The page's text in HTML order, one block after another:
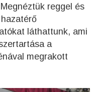
reggel és
láthattunk, ami
a
megrakott